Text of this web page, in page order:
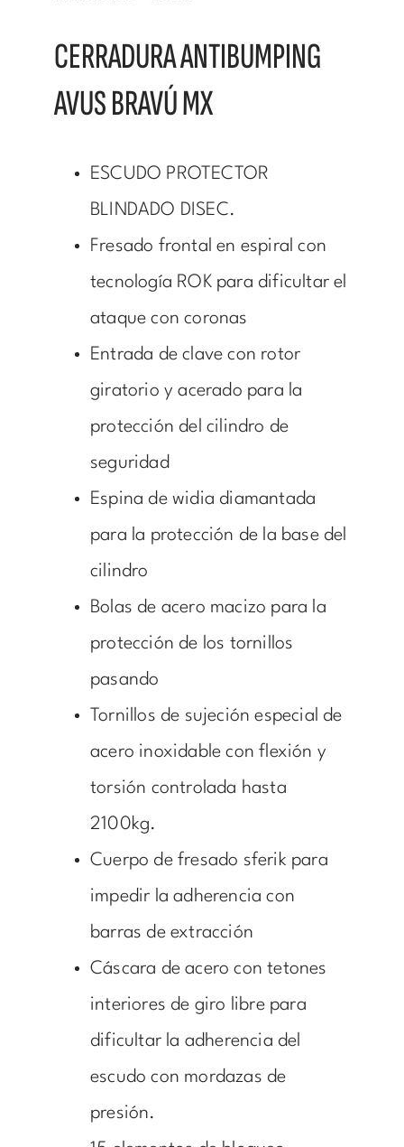
CERRADURA ANTIBUMPING
AVUS BRAVÚ MX
ESCUDO PROTECTOR
BLINDADO DISEC.
Fresado frontal en espiral con
tecnología ROK para dificultar el
ataque con coronas
Entrada de clave con rotor
giratorio y acerado para la
protección del cilindro de
seguridad
Espina de widia diamantada
para la protección de la base del
cilindro
Bolas de acero macizo para la
protección de los tornillos
pasando
Tornillos de sujeción especial de
acero inoxidable con flexión y
torsión controlada hasta
2100kg.
Cuerpo de fresado sferik para
impedir la adherencia con
barras de extracción
Cáscara de acero con tetones
interiores de giro libre para
dificultar la adherencia del
escudo con mordazas de
presión.